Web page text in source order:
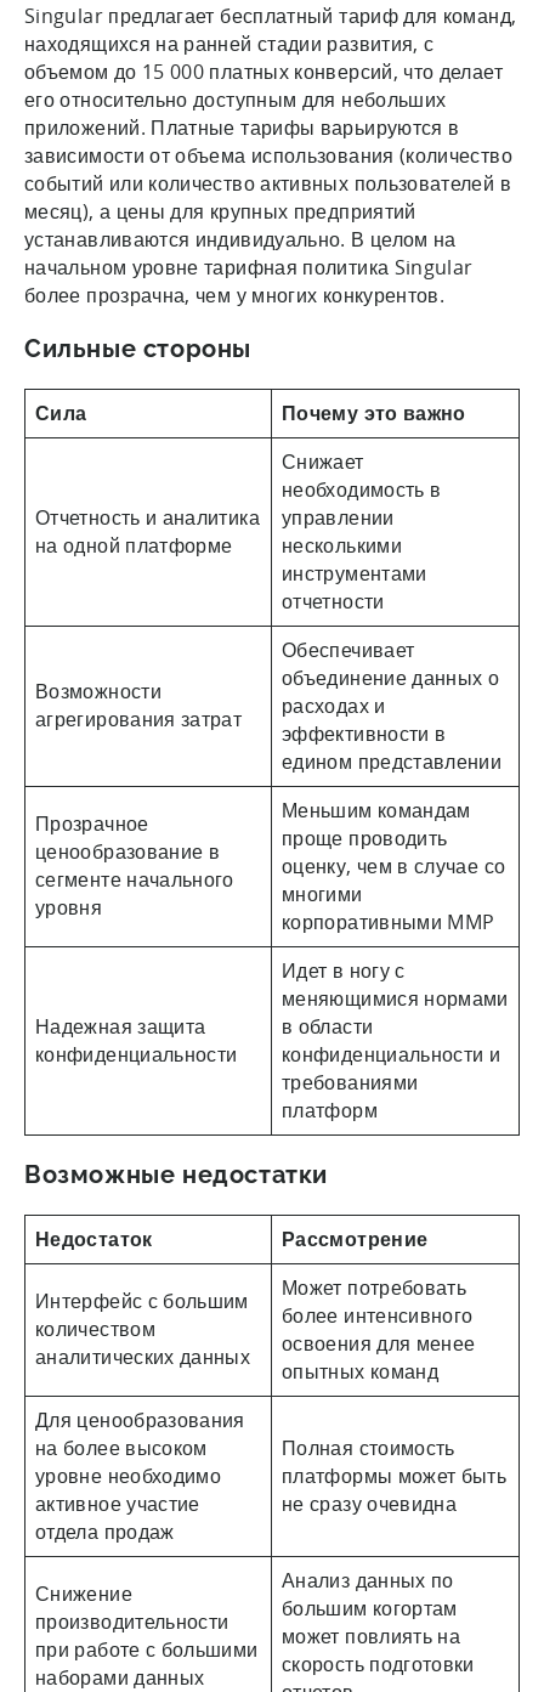
Singular предлагает бесплатный тариф для команд,
находящихся на ранней стадии развития, с
объемом до 15 000 платных конверсий, что делает
его относительно доступным для небольших
приложений. Платные тарифы варьируются в
зависимости от объема использования (количество
событий или количество активных пользователей в
месяц), а цены для крупных предприятий
устанавливаются индивидуально. В целом на
начальном уровне тарифная политика Singular
более прозрачна, чем у многих конкурентов.
Сильные стороны
Сила Почему это важно
Отчетность и аналитика
на одной платформе
Снижает
необходимость в
управлении
несколькими
инструментами
отчетности
Возможности
агрегирования затрат
Обеспечивает
объединение данных о
расходах и
эффективности в
едином представлении
Прозрачное
ценообразование в
сегменте начального
уровня
Меньшим командам
проще проводить
оценку, чем в случае со
многими
корпоративными MMP
Надежная защита
конфиденциальности
Идет в ногу с
меняющимися нормами
в области
конфиденциальности и
требованиями
платформ
Возможные недостатки
Недостаток Рассмотрение
Интерфейс с большим
количеством
аналитических данных
Может потребовать
более интенсивного
освоения для менее
опытных команд
Для ценообразования
на более высоком
уровне необходимо
активное участие
отдела продаж
Полная стоимость
платформы может быть
не сразу очевидна
Снижение
производительности
при работе с большими
наборами данных
Анализ данных по
большим когортам
может повлиять на
скорость подготовки